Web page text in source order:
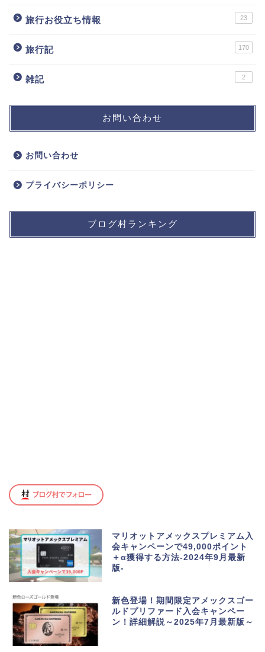
旅行お役立ち情報 23
旅行記 170
雑記 2
お問い合わせ
お問い合わせ
プライバシーポリシー
ブログ村ランキング
マリオットアメックスプレミアム入
会キャンペーンで49,000ポイント
＋α獲得する方法-2024年9月最新
版-
新色登場！期間限定アメックスゴー
ルドプリファード入会キャンペー
ン！詳細解説～2025年7月最新版～